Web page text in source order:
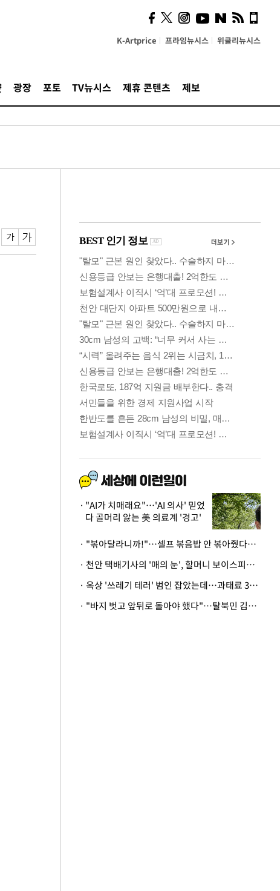
K-Artprice 프라임뉴시스 위클리뉴시스
광장 포토 TV뉴시스 제휴 콘텐츠 제보
시, 스마트폰 액세서리에
NFC 더했다
"AI가 치매래요"…'AI 의사' 믿었
다 골머리 앓는 美 의료계 '경고'
· "볶아달라니까!"…셀프 볶음밥 안 볶아줬다고 사장 폭행한 손님
· 천안 택배기사의 '매의 눈', 할머니 보이스피싱 피해 막아
· 옥상 '쓰레기 테러' 범인 잡았는데…과태료 3만원 처분에 숙박업주 허탈
· "바지 벗고 앞뒤로 돌아야 했다"…탈북민 김서아, 기쁨조 검사 수치심 회상